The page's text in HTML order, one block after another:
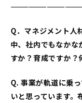
Q．マネジメント人
中、社内でもなか
すか？育成ですか？
Q. 事業が軌道に乗
いと思っています。